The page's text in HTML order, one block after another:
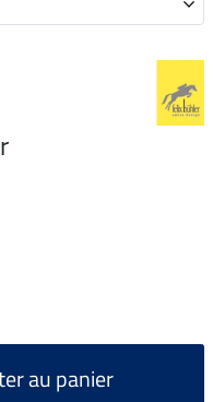
au panier